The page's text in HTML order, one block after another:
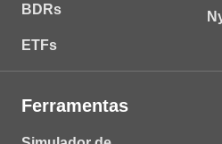
BDRs
ETFs
Ferramentas